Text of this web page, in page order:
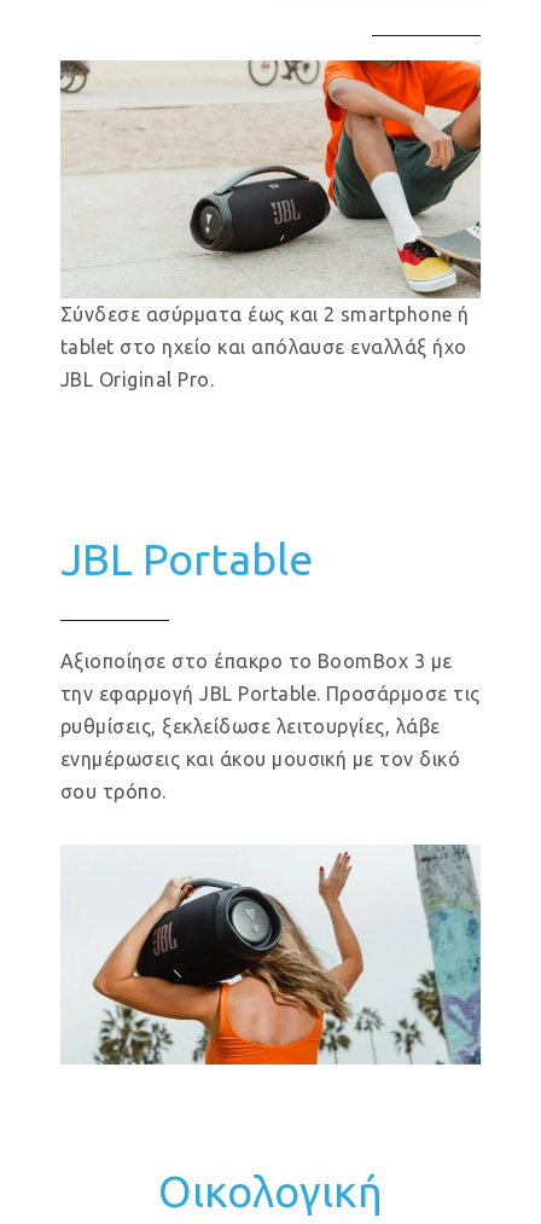
Σύνδεσε ασύρματα έως και 2 smartphone ή
tablet στο ηχείο και απόλαυσε εναλλάξ ήχο
JBL Original Pro.
JBL Portable
Αξιοποίησε στο έπακρο το BoomBox 3 με
την εφαρμογή JBL Portable. Προσάρμοσε τις
ρυθμίσεις, ξεκλείδωσε λειτουργίες, λάβε
ενημέρωσεις και άκου μουσική με τον δικό
σου τρόπο.
Οικολογική